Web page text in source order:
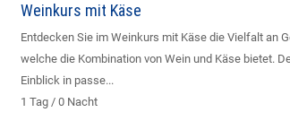
Weinkurs mit Käse
Entdecken Sie im Weinkurs mit Käse die Vielfalt an
welche die Kombination von Wein und Käse bietet.
Einblick in passe...
1 Tag / 0 Nacht